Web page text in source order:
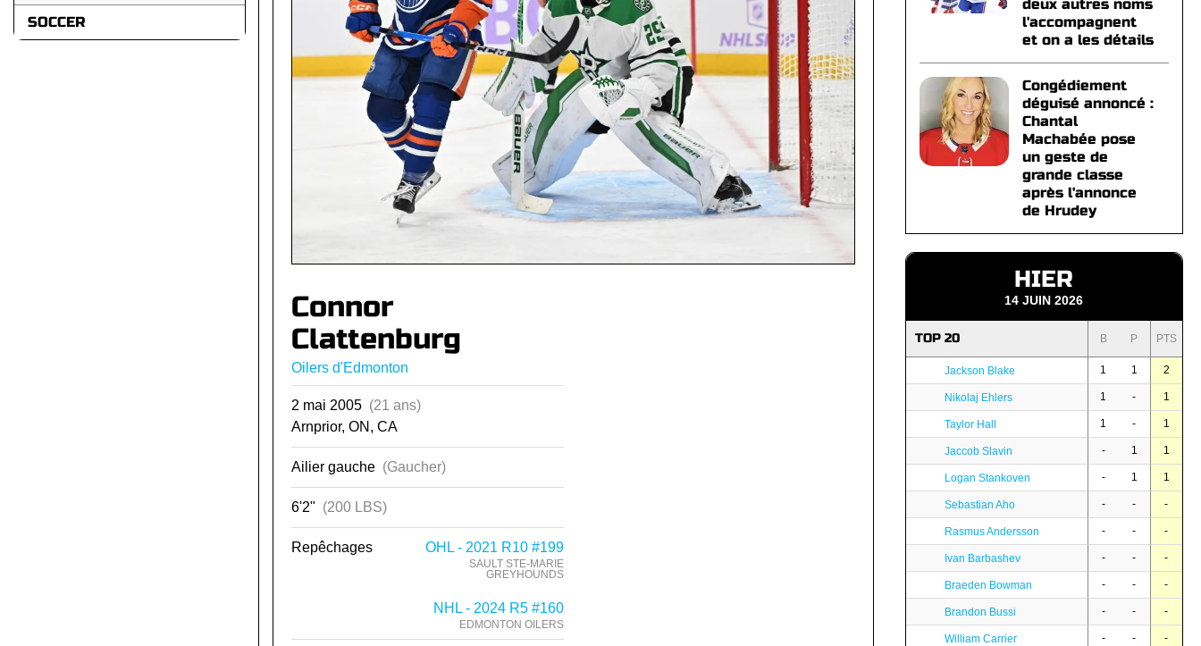
SOCCER
Connor
Clattenburg
Oilers d'Edmonton
2 mai 2005 (21 ans)
Arnprior, ON, CA
Ailier gauche (Gaucher)
6'2" (200 LBS)
Repêchages OHL - 2021 R10 #199
SAULT STE-MARIE
GREYHOUNDS
NHL - 2024 R5 #160
EDMONTON OILERS
deux autres noms
l'accompagnent
et on a les détails
Congédiement
déguisé annoncé :
Chantal
Machabée pose
un geste de
grande classe
après l'annonce
de Hrudey
HIER
14 JUIN 2026
TOP 20 B P PTS
Jackson Blake 1 1 2
Nikolaj Ehlers 1 - 1
Taylor Hall 1 - 1
Jaccob Slavin - 1 1
Logan Stankoven - 1 1
Sebastian Aho - - -
Rasmus Andersson - - -
Ivan Barbashev - - -
Braeden Bowman - - -
Brandon Bussi - - -
William Carrier - - -